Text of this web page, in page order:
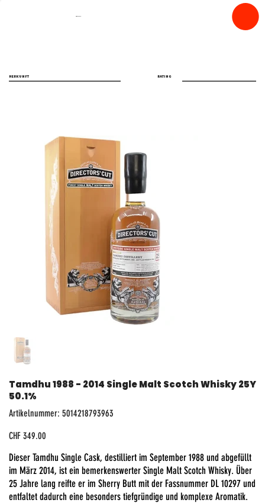
spiritfly
Tamdhu 1988 - 2014 Single Malt Scotch Whisky 25Y
50.1%
Artikelnummer: Artikelnummer:
5014218793963
5014218793963
Preis
CHF 349.00
Dieser Tamdhu Single Cask, destilliert im September 1988 und abgefüllt
im März 2014, ist ein bemerkenswerter Single Malt Scotch Whisky. Über
25 Jahre lang reifte er im Sherry Butt mit der Fassnummer DL 10297 und
entfaltet dadurch eine besonders tiefgründige und komplexe Aromatik.
RATING
HERKUNFT